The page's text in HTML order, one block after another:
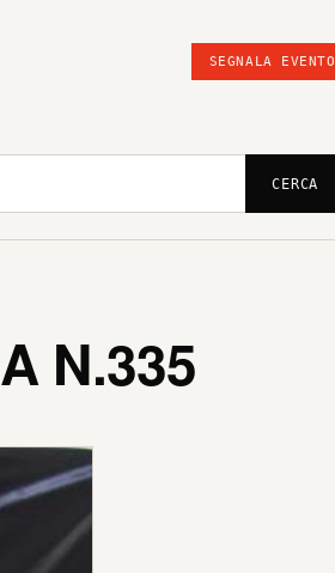
SEGNALA EVENTO
CERCA
N.335